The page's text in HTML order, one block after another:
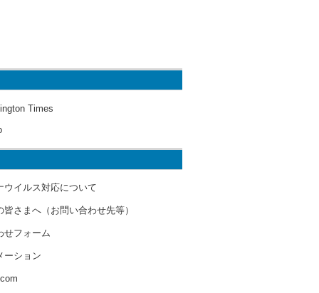
Times
ウイルス対応について
皆さまへ（お問い合わせ先等）
せフォーム
ーション